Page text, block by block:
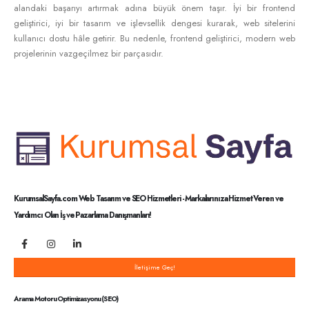
alandaki başarıyı artırmak adına büyük önem taşır. İyi bir frontend
geliştirici, iyi bir tasarım ve işlevsellik dengesi kurarak, web sitelerini
kullanıcı dostu hâle getirir. Bu nedenle, frontend geliştirici, modern web
projelerinin vazgeçilmez bir parçasıdır.
KurumsalSayfa.com Web Tasarım ve SEO Hizmetleri - Markalarınıza Hizmet Veren ve
Yardımcı Olan İş ve Pazarlama Danışmanları!
İletişime Geç!
Arama Motoru Optimizasyonu (SEO)